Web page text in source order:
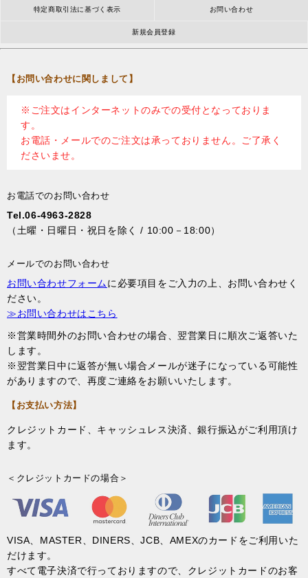
特定商取引法に基づく表示 お問い合わせ
新規会員登録
【お問い合わせに関しまして】
※ご注文はインターネットのみでの受付となっておりま
す。
お電話・メールでのご注文は承っておりません。ご了承く
ださいませ。
お電話でのお問い合わせ
Tel.06-4963-2828
（土曜・日曜日・祝日を除く / 10:00－18:00）
メールでのお問い合わせ
お問い合わせフォームに必要項目をご入力の上、お問い合わせく
ださい。
≫お問い合わせはこちら
※営業時間外のお問い合わせの場合、翌営業日に順次ご返答いた
します。
※翌営業日中に返答が無い場合メールが迷子になっている可能性
がありますので、再度ご連絡をお願いいたします。
【お支払い方法】
クレジットカード、キャッシュレス決済、銀行振込がご利用頂け
ます。
＜クレジットカードの場合＞
VISA、MASTER、DINERS、JCB、AMEXのカードをご利用いた
だけます。
すべて電子決済で行っておりますので、クレジットカードのお客